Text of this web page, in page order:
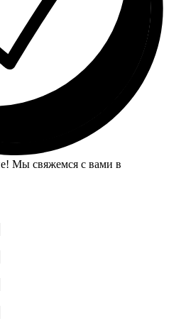
Мы свяжемся с вами в